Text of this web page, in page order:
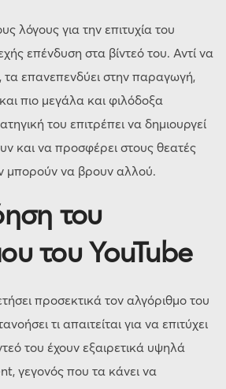
λόγους για την επιτυχία του
επένδυση στα βίντεό του. Αντί να
επανεπενδύει στην παραγωγή,
πιο μεγάλα και φιλόδοξα
του επιτρέπει να δημιουργεί
και να προσφέρει στους θεατές
μπορούν να βρουν αλλού.
του
του YouTube
προσεκτικά τον αλγόριθμο του
τι απαιτείται για να επιτύχει
του έχουν εξαιρετικά υψηλά
γεγονός που τα κάνει να